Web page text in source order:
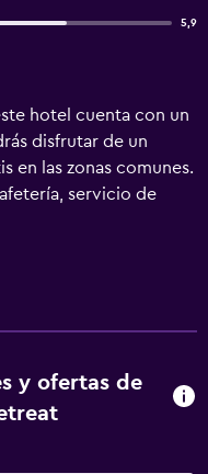
5,9
hotel cuenta con un
disfrutar de un
en las zonas comunes.
servicio de
de tintorería. Sinon
con minibar y caja
gratuitos y
navegar por la
y ofertas de